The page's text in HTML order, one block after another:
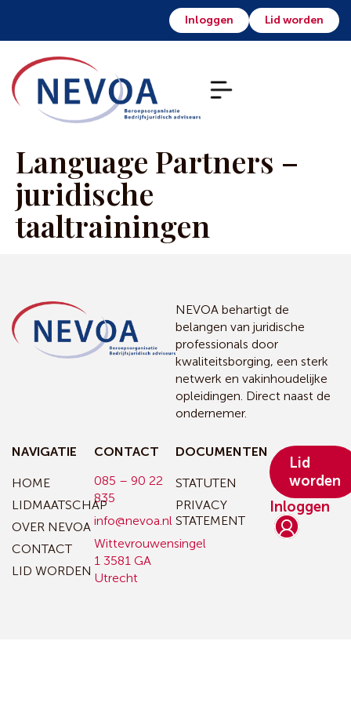
Inloggen Lid worden
Language Partners –
juridische
taaltrainingen
NEVOA behartigt de
belangen van juridische
professionals door
kwaliteitsborging, een sterk
netwerk en vakinhoudelijke
opleidingen. Direct naast de
ondernemer.
NAVIGATIE
HOME
LIDMAATSCHAP
OVER NEVOA
CONTACT
LID WORDEN
CONTACT
085 – 90 22
835
info@nevoa.nl
Wittevrouwensingel
1 3581 GA
Utrecht
DOCUMENTEN
STATUTEN
PRIVACY
STATEMENT
Inloggen
Lid
worden